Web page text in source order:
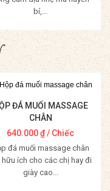
bí,...
Mua Hàng
ĐÁ MUỐI MASSAGE
CHÂN
640.000₫/ Chiếc
đá muối massage chân
hữu ích cho các chị hay đi
giày cao...